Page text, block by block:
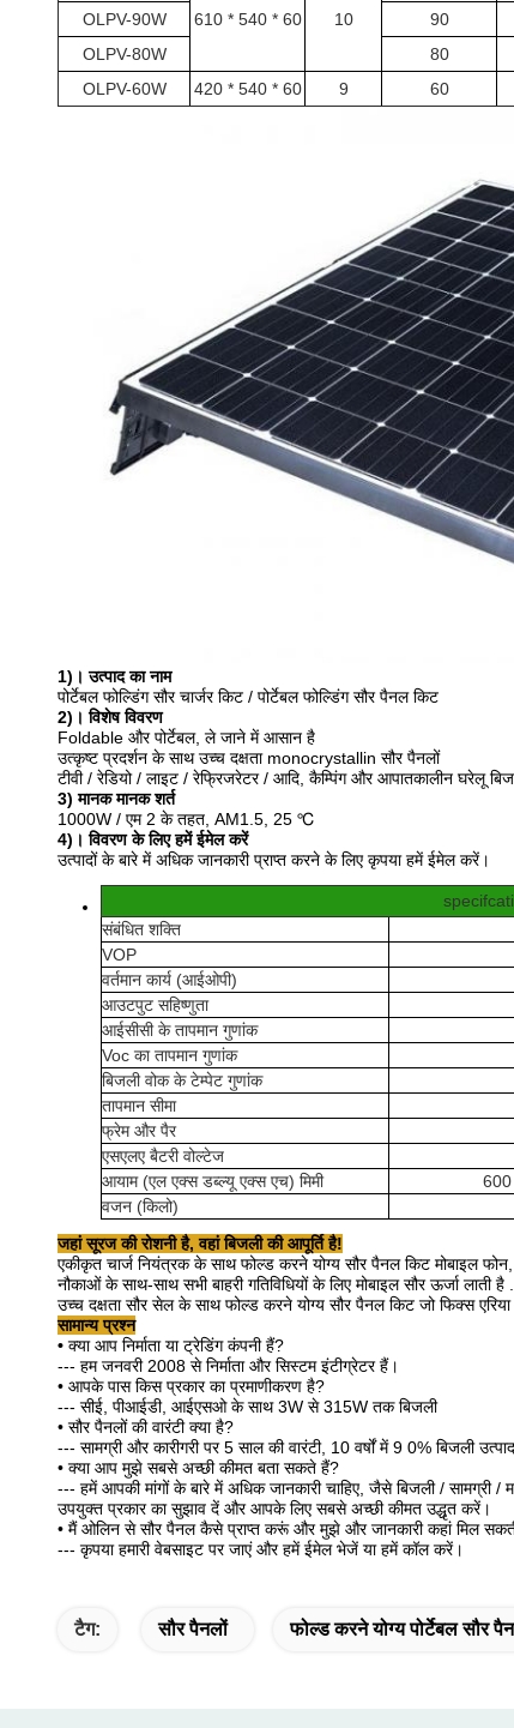
610 * 540 * 60
10
OLPV-90W
90
OLPV-80W
80
OLPV-60W
420 * 540 * 60 9 60
1)। उत्पाद का नाम
पोर्टेबल फोल्डिंग सौर चार्जर किट / पोर्टेबल फोल्डिंग सौर पैनल किट
2)। विशेष विवरण
Foldable और पोर्टेबल, ले जाने में आसान है
उत्कृष्ट प्रदर्शन के साथ उच्च दक्षता monocrystallin सौर पैनलों
टीवी / रेडियो / लाइट / रेफ्रिजरेटर / आदि, कैम्पिंग और आपातकालीन घरेलू
3) मानक मानक शर्त
1000W / एम 2 के तहत, AM1.5, 25 ℃
4)। विवरण के लिए हमें ईमेल करें
उत्पादों के बारे में अधिक जानकारी प्राप्त करने के लिए कृपया हमें ईमेल करें।
संबंधित शक्ति
VOP
वर्तमान कार्य (आईओपी)
आउटपुट सहिष्णुता
आईसीसी के तापमान गुणांक
Voc का तापमान गुणांक
बिजली वोक के टेम्पेट गुणांक
तापमान सीमा
फ्रेम और पैर
एसएलए बैटरी वोल्टेज
आयाम (एल एक्स डब्ल्यू एक्स एच) मिमी
वजन (किलो)
जहां सूरज की रोशनी है, वहां बिजली की आपूर्ति है!
एकीकृत चार्ज नियंत्रक के साथ फोल्ड करने योग्य सौर पैनल किट मोबाइल
नौकाओं के साथ-साथ सभी बाहरी गतिविधियों के लिए मोबाइल सौर ऊर्जा लाती है ..
उच्च दक्षता सौर सेल के साथ फोल्ड करने योग्य सौर पैनल किट जो फिक्स
सामान्य प्रश्न
• क्या आप निर्माता या ट्रेडिंग कंपनी हैं?
--- हम जनवरी 2008 से निर्माता और सिस्टम इंटीग्रेटर हैं।
• आपके पास किस प्रकार का प्रमाणीकरण है?
--- सीई, पीआईडी, आईएसओ के साथ 3W से 315W तक बिजली
• सौर पैनलों की वारंटी क्या है?
--- सामग्री और कारीगरी पर 5 साल की वारंटी, 10 वर्षों में 9 0% बिजली
• क्या आप मुझे सबसे अच्छी कीमत बता सकते हैं?
--- हमें आपकी मांगों के बारे में अधिक जानकारी चाहिए, जैसे बिजली / सामग्री
उपयुक्त प्रकार का सुझाव दें और आपके लिए सबसे अच्छी कीमत उद्धृत करें।
• मैं ओलिन से सौर पैनल कैसे प्राप्त करूं और मुझे और जानकारी कहां मिल
--- कृपया हमारी वेबसाइट पर जाएं और हमें ईमेल भेजें या हमें कॉल करें।
टैग: सौर पैनलों फोल्ड करने योग्य पोर्टेबल सौर